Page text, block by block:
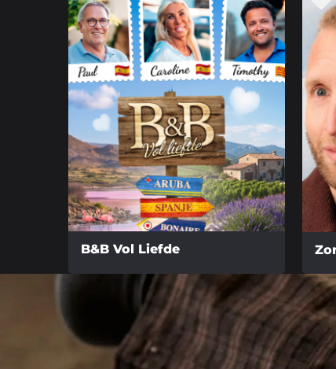
B&B Vol Liefde
Lees
meer
over